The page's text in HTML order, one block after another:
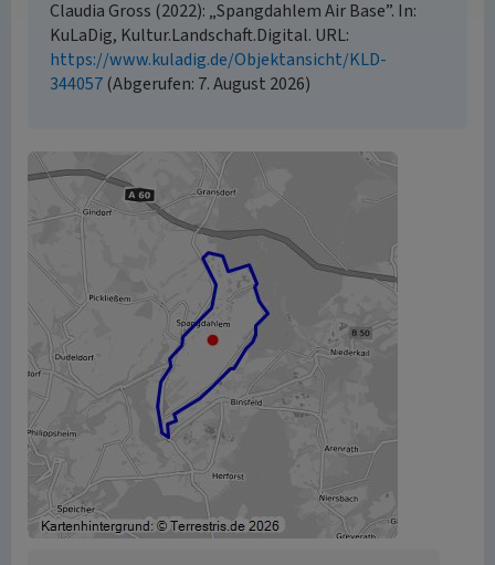
Claudia Gross (2022): „Spangdahlem Air Base”. In:
KuLaDig, Kultur.Landschaft.Digital. URL:
https://www.kuladig.de/Objektansicht/KLD-
344057(Abgerufen: 7. August 2026)